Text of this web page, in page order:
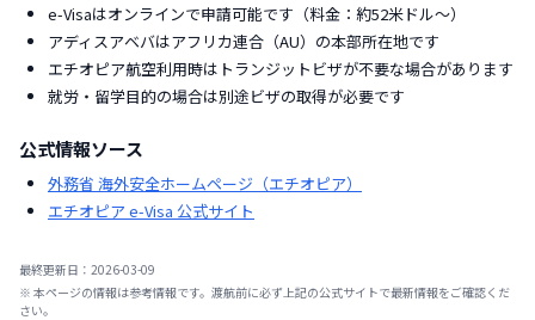
e-Visaはオンラインで申請可能です（料金：約52米ドル〜）
アディスアベバはアフリカ連合（AU）の本部所在地です
エチオピア航空利用時はトランジットビザが不要な場合があります
就労・留学目的の場合は別途ビザの取得が必要です
公式情報ソース
外務省 海外安全ホームページ（エチオピア）
エチオピア e-Visa 公式サイト
最終更新日： 2026-03-09
※ 本ページの情報は参考情報です。渡航前に必ず上記の公式サイトで最新情報をご確認くだ
さい。